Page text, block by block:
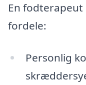
En
fordele:
Personlig